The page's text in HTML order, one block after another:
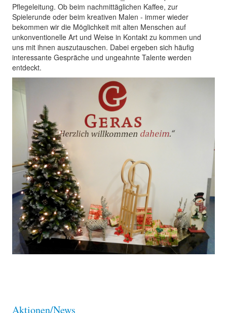
Pflegeleitung. Ob beim nachmittäglichen Kaffee, zur
Spielerunde oder beim kreativen Malen - immer wieder
bekommen wir die Möglichkeit mit alten Menschen auf
unkonventionelle Art und Weise in Kontakt zu kommen und
uns mit ihnen auszutauschen. Dabei ergeben sich häufig
interessante Gespräche und ungeahnte Talente werden
entdeckt.
Aktionen/News